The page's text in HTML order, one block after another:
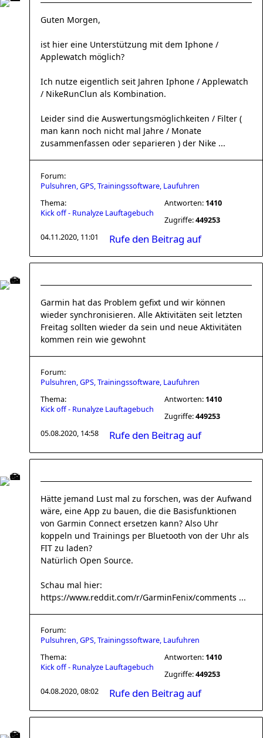
Guten Morgen,
ist hier eine Unterstützung mit dem Iphone /
Applewatch möglich?
Ich nutze eigentlich seit Jahren Iphone / Applewatch
/ NikeRunClun als Kombination.
Leider sind die Auswertungsmöglichkeiten / Filter (
man kann noch nicht mal Jahre / Monate
zusammenfassen oder separieren ) der Nike ...
Forum:
Pulsuhren, GPS, Trainingssoftware, Laufuhren
Thema:
Kick off - Runalyze Lauftagebuch
Antworten: 1410
Zugriffe:449253
04.11.2020, 11:01
Rufe den Beitrag auf
Garmin hat das Problem gefixt und wir können
wieder synchronisieren. Alle Aktivitäten seit letzten
Freitag sollten wieder da sein und neue Aktivitäten
kommen rein wie gewohnt
Forum:
Pulsuhren, GPS, Trainingssoftware, Laufuhren
Thema:
Kick off - Runalyze Lauftagebuch
Antworten: 1410
Zugriffe:449253
05.08.2020, 14:58
Rufe den Beitrag auf
Hätte jemand Lust mal zu forschen, was der Aufwand
wäre, eine App zu bauen, die die Basisfunktionen
von Garmin Connect ersetzen kann? Also Uhr
koppeln und Trainings per Bluetooth von der Uhr als
FIT zu laden?
Natürlich Open Source.
Schau mal hier:
https://www.reddit.com/r/GarminFenix/comments ...
Forum:
Pulsuhren, GPS, Trainingssoftware, Laufuhren
Thema:
Kick off - Runalyze Lauftagebuch
Antworten: 1410
Zugriffe:449253
04.08.2020, 08:02
Rufe den Beitrag auf